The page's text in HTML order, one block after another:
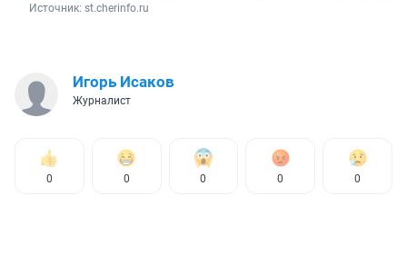
Источник: st.cherinfo.ru
Игорь Исаков
Журналист
0 0 0 0 0